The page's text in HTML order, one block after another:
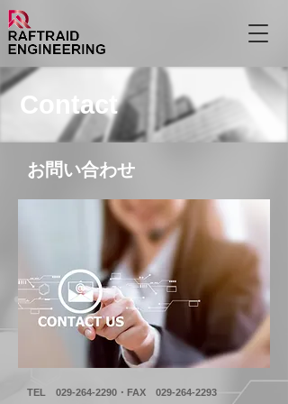
Contact
お問い合わせ
TEL 029-264-2290 ・​FAX 029-264-2293